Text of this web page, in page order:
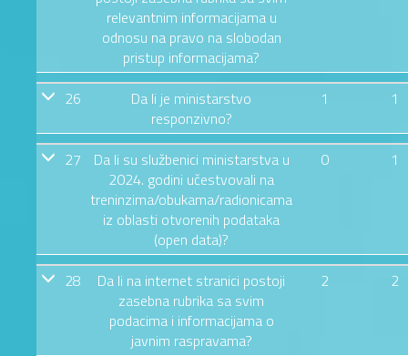
relevantnim informacijama u
odnosu na pravo na slobodan
pristup informacijama?
26
Da li je ministarstvo
responzivno?
1 1
27
Da li su službenici ministarstva u
2024. godini učestvovali na
treninzima/obukama/radionicama
iz oblasti otvorenih podataka
(open data)?
0 1
28
Da li na internet stranici postoji
zasebna rubrika sa svim
podacima i informacijama o
javnim raspravama?
2 2